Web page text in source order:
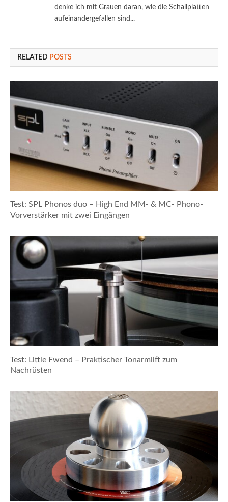
denke ich mit Grauen daran, wie die Schallplatten
aufeinandergefallen sind...
RELATED POSTS
Test: SPL Phonos duo – High End MM- & MC- Phono-
Vorverstärker mit zwei Eingängen
Test: Little Fwend – Praktischer Tonarmlift zum
Nachrüsten